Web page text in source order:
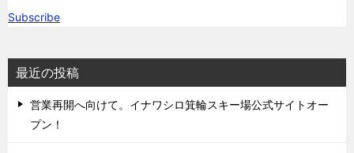
Subscribe
最近の投稿
営業再開へ向けて。イナワシロ箕輪スキー場公式サイトオー
プン！